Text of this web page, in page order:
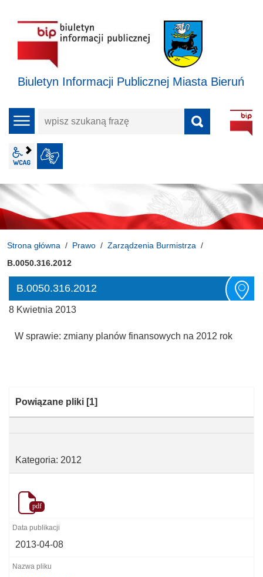
Biuletyn Informacji Publicznej Miasta Bieruń
menu
wpisz
frazę
wcag2.1
Strona główna Prawo
Zarządzenia Burmistrza
B.0050.316.2012
B.0050.316.2012
8 Kwietnia 2013
W sprawie: zmiany planów finansowych na 2012 rok
Kategoria:
Powiązane pliki [1]
Kategoria: 2012
pdf
2013-04-08